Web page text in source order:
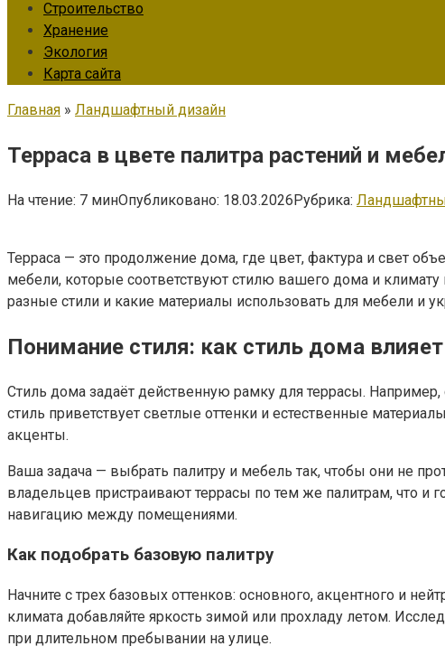
Строительство
Хранение
Экология
Карта сайта
Главная » Ландшафтный дизайн
Терраса в цвете палитра растений и
На чтение: 7 минОпубликовано: 18.03.2026Рубрика:
Терраса — это продолжение дома, где цвет, фактура и свет
мебели, которые соответствуют стилю вашего дома и
разные стили и какие материалы использовать для мебели и
Понимание стиля: как стиль дома влияет
Стиль дома задаёт действенную рамку для террасы.
стиль приветствует светлые оттенки и естественные
акценты.
Ваша задача — выбрать палитру и мебель так, чтобы они не
владельцев пристраивают террасы по тем же палитрам, что и
навигацию между помещениями.
Как подобрать базовую палитру
Начните с трех базовых оттенков: основного, акцентного и
климата добавляйте яркость зимой или прохладу летом.
при длительном пребывании на улице.